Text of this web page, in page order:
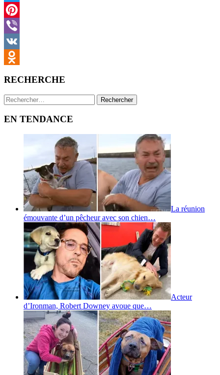
Twitter
Pinterest
Viber
VK
RECHERCHE
Rechercher :
EN TENDANCE
La réunion
émouvante d’un pêcheur avec son chien…
Acteur
d’Ironman, Robert Downey avoue que…